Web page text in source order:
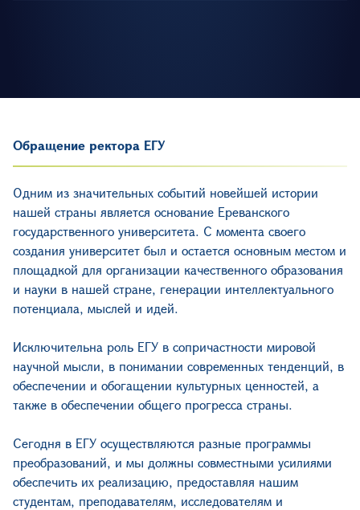
Обращение ректора ЕГУ
Одним из значительных событий новейшей истории
нашей страны является основание Ереванского
государственного университета. С момента своего
создания университет был и остается основным местом и
площадкой для организации качественного образования
и науки в нашей стране, генерации интеллектуального
потенциала, мыслей и идей.
Исключительна роль ЕГУ в сопричастности мировой
научной мысли, в понимании современных тенденций, в
обеспечении и обогащении культурных ценностей, а
также в обеспечении общего прогресса страны.
Сегодня в ЕГУ осуществляются разные программы
преобразований, и мы должны совместными усилиями
обеспечить их реализацию, предоставляя нашим
студентам, преподавателям, исследователям и